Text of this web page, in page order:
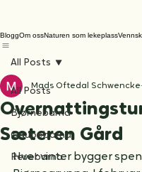
Blogg Om oss Naturen som lekeplass
All Posts
Bjørnebarna
All Posts
Mads Oftedal Schwencke